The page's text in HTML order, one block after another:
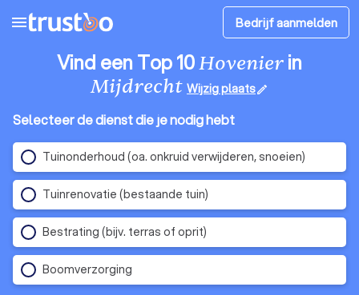
menu Bedrijf aanmelden
Vind een Top 10Hovenierin
Mijdrecht Wijzig plaatsedit
Selecteer de dienst die je nodig hebt
Tuinonderhoud (oa. onkruid verwijderen, snoeien)
Tuinrenovatie (bestaande tuin)
Bestrating (bijv. terras of oprit)
Boomverzorging